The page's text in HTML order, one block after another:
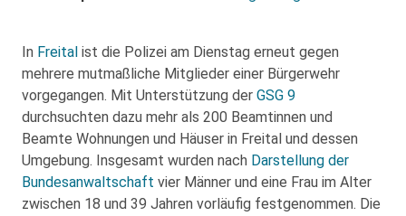
In Freital ist die Polizei am Dienstag erneut gegen
mehrere mutmaßliche Mitglieder einer Bürgerwehr
vorgegangen. Mit Unterstützung der GSG 9
durchsuchten dazu mehr als 200 Beamtinnen und
Beamte Wohnungen und Häuser in Freital und dessen
Umgebung. Insgesamt wurden nach Darstellung der
Bundesanwaltschaft vier Männer und eine Frau im Alter
zwischen 18 und 39 Jahren vorläufig festgenommen. Die